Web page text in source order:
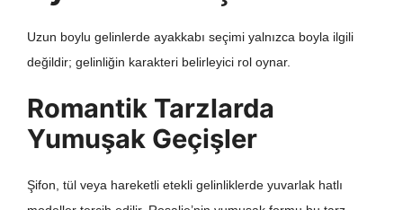
Uzun boylu gelinlerde ayakkabı seçimi yalnızca boyla ilgili
değildir; gelinliğin karakteri belirleyici rol oynar.
Romantik Tarzlarda
Yumuşak Geçişler
Şifon, tül veya hareketli etekli gelinliklerde yuvarlak hatlı